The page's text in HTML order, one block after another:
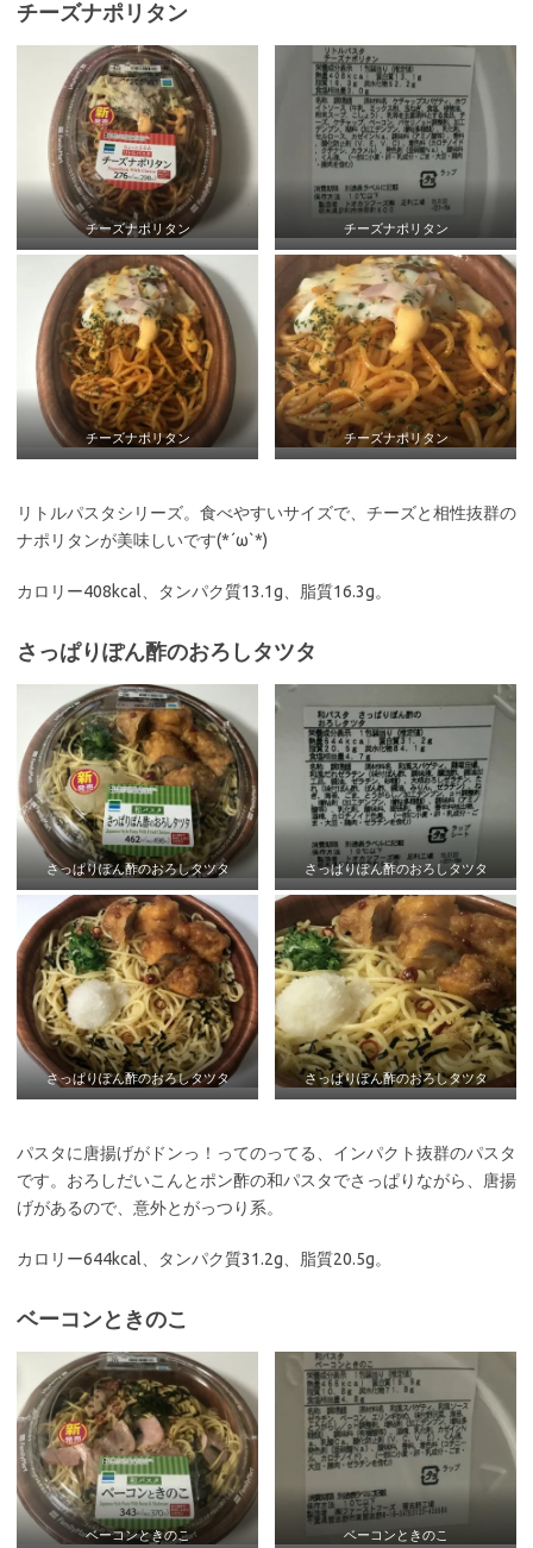
チーズナポリタン
チーズナポリタン チーズナポリタン
チーズナポリタン チーズナポリタン
リトルパスタシリーズ。食べやすいサイズで、チーズと相性抜群の
ナポリタンが美味しいです(*´ω`*)
カロリー408kcal、タンパク質13.1g、脂質16.3g。
さっぱりぽん酢のおろしタツタ
さっぱりぽん酢のおろしタツタ さっぱりぽん酢のおろしタツタ
さっぱりぽん酢のおろしタツタ さっぱりぽん酢のおろしタツタ
パスタに唐揚げがドンっ！ってのってる、インパクト抜群のパスタ
です。おろしだいこんとポン酢の和パスタでさっぱりながら、唐揚
げがあるので、意外とがっつり系。
カロリー644kcal、タンパク質31.2g、脂質20.5g。
ベーコンときのこ
ベーコンときのこ ベーコンときのこ